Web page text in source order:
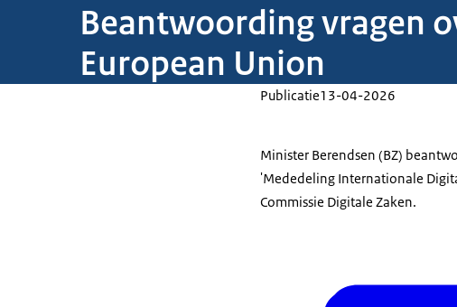
Beantwoording vragen
European Union
Publicatie13-04-2026
Minister Berendsen (BZ)
'Mededeling Internationale
Commissie Digitale Zaken.